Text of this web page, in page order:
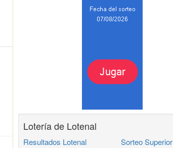
Lotería de Lotenal
Resultados Lotenal
Sorteo Superior